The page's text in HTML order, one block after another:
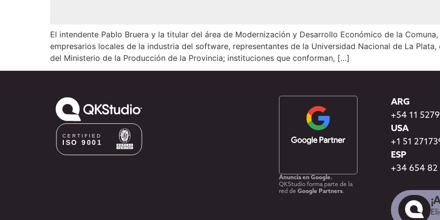
El intendente Pablo Bruera y la titular del área de Modernización y Desarrollo Económico de la
empresarios locales de la industria del software, representantes de la Universidad Nacional de La
del Ministerio de la Producción de la Provincia; instituciones que conforman, […]
Anuncia en Google.
QKStudio forma parte de la
red de Google Partners.
ARG
+54 11
USA
+1 51
ESP
+34 654 82